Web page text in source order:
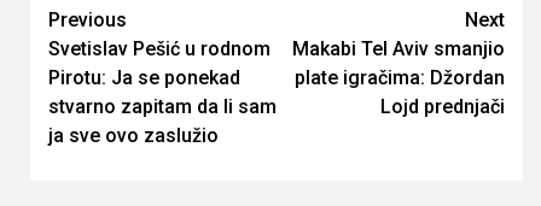
Continue
Reading
Previous
Svetislav Pešić u rodnom
Pirotu: Ja se ponekad
stvarno zapitam da li sam
ja sve ovo zaslužio
Next
Makabi Tel Aviv smanjio
plate igračima: Džordan
Lojd prednjači